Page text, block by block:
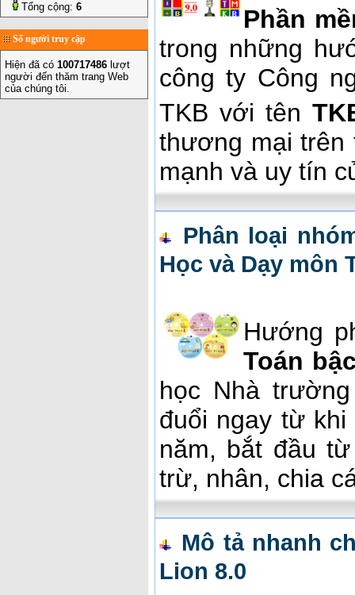
Tổng cộng: 6
Số người truy cập
Hiện đã có 100717486 lượt
người đến thăm trang Web
của chúng tôi.
Phần
trong những
công ty Công
TKB với tên
thương mại trên
mạnh và uy tín
Phân loại
Học và Dạy môn
Hướng
Toán
học Nhà
đuổi ngay từ
năm, bắt đầu
trừ, nhân, chia
Mô tả nhanh
Lion 8.0